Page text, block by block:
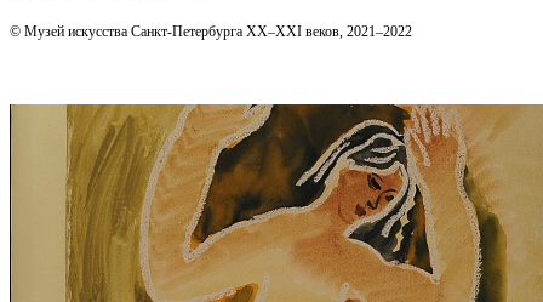
© Музей искусства Санкт-Петербурга XX–XXI веков, 2021–2022